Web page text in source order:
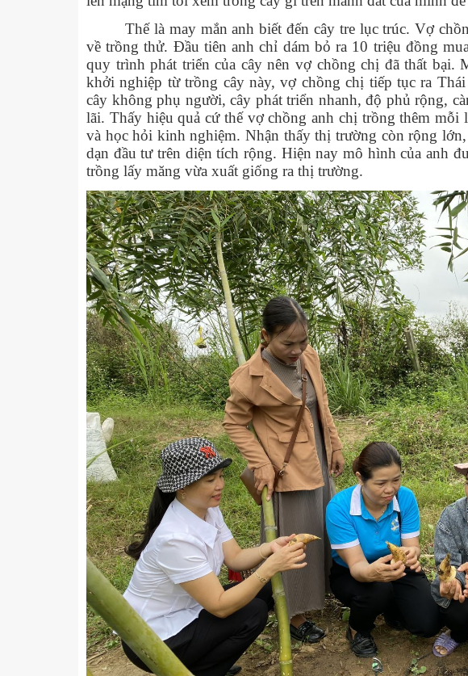
BAN ĐẠI DIỆN HỘI NGƯỜI CAO TUỔI
TRUNG TÂM CHÍNH TRỊ HUYỆN
Thế là may mắn anh biết đến cây tre lục trúc. Vợ
về trồng thử. Đầu tiên anh chỉ dám bỏ ra 10 triệu đồng
quy trình phát triển của cây nên vợ chồng chị đã thất bại.
khởi nghiệp từ trồng cây này, vợ chồng chị tiếp tục ra
cây không phụ người, cây phát triển nhanh, độ phủ rộng,
lãi. Thấy hiệu quả cứ thế vợ chồng anh chị trồng thêm
và học hỏi kinh nghiệm. Nhận thấy thị trường còn rộng
dạn đầu tư trên diện tích rộng. Hiện nay mô hình của anh
trồng lấy măng vừa xuất giống ra thị trường.